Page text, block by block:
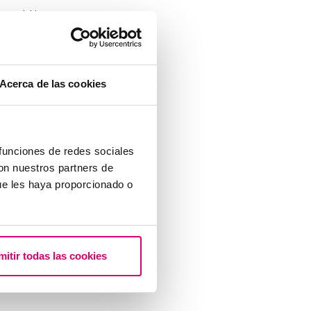
Acerca de las cookies
de redes sociales
nuestros partners de
les haya proporcionado o
todas las cookies
al
fertilidad y el
espontánea.
número
la fertilidad